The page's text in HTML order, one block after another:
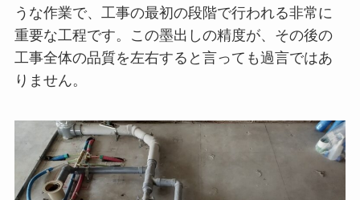
うな作業で、工事の最初の段階で行われる非常に
重要な工程です。この墨出しの精度が、その後の
工事全体の品質を左右すると言っても過言ではあ
りません。